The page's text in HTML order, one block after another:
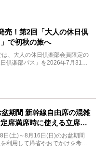
売！第2回「大人の休日倶
で初秋の旅へ
は、大人の休日倶楽部会員限定の
日倶楽部パス」を2026年7月31日
期間 新幹線自由席の混雑
席満席時に使える立席特
日(土)～8月16日(日)のお盆期間
利用して帰省やおでかけを考え